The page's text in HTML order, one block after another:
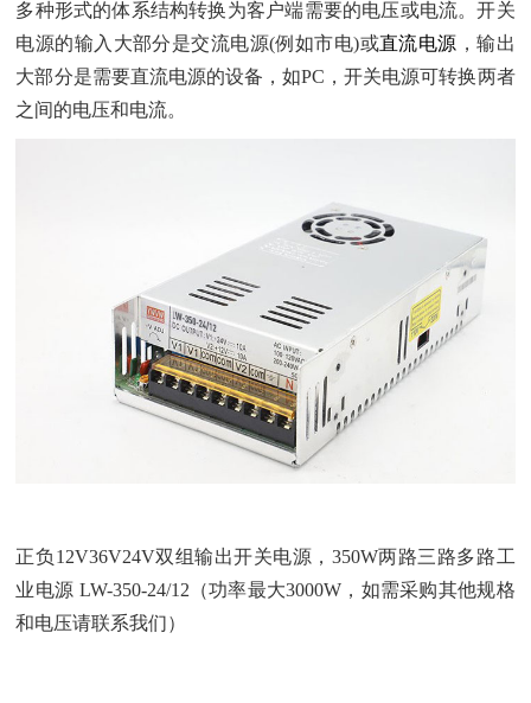
多种形式的体系结构转换为客户端需要的电压或电流。开关
电源的输入大部分是交流电源(例如市电)或直流电源 ，输出
大部分是需要直流电源的设备，如PC，开关电源可转换两者
之间的电压和电流。
正负12V36V24V双组输出开关电源，350W两路三路多路工
业电源 LW-350-24/12（功率最大3000W，如需采购其他规格
和电压请联系我们）